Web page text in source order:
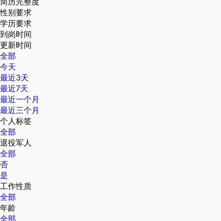
性别要求
学历要求
到岗时间
更新时间
全部
今天
最近3天
最近7天
最近一个月
最近三个月
个人标签
全部
退役军人
全部
否
是
工作性质
全部
年龄
全部